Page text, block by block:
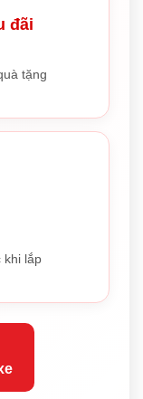
đãi
tặng
khi lắp